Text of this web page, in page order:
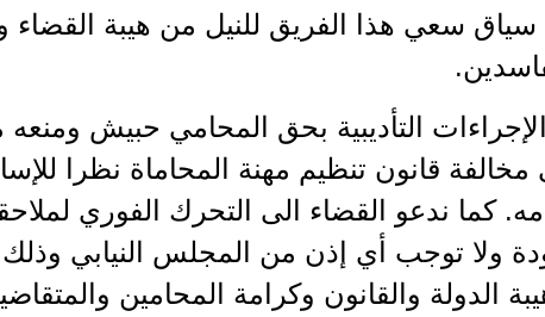
سياق سعي هذا الفريق للنيل من هيبة القضاء
التأديبية بحق المحامي حبيش
قانون تنظيم مهنة المحاماة نظرا
كما ندعو القضاء الى التحرك الفوري
ولا توجب أي إذن من المجلس النيابي وذلك
الدولة والقانون وكرامة المحامين